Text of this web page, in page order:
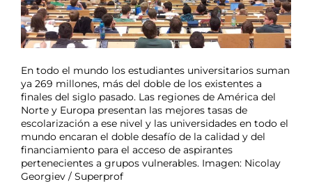
En todo el mundo los estudiantes universitarios suman
ya 269 millones, más del doble de los existentes a
finales del siglo pasado. Las regiones de América del
Norte y Europa presentan las mejores tasas de
escolarización a ese nivel y las universidades en todo el
mundo encaran el doble desafío de la calidad y del
financiamiento para el acceso de aspirantes
pertenecientes a grupos vulnerables. Imagen: Nicolay
Georgiev / Superprof